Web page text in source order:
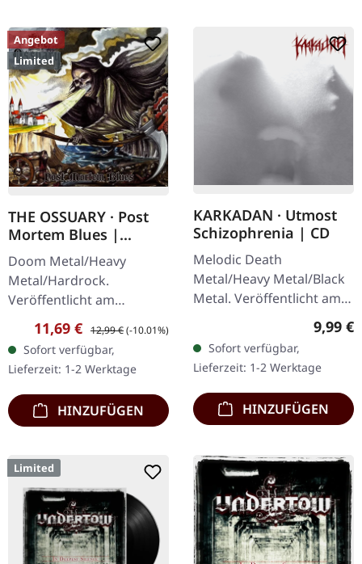
Angebot
Limited
THE OSSUARY · Post
Mortem Blues |
DIGIPAK CD
Doom Metal/Heavy
Metal/Hardrock.
Veröffentlicht am
17.02.2017, auf Supreme
Chaos Records. Limitierte
Erstauflage als Digipak.
Debüt-Album der…
Verkaufspreis:
11,69 € Regulärer Preis:
12,99 €(-10.01%)
Sofort verfügbar,
Lieferzeit: 1-2 Werktage
HINZUFÜGEN
KARKADAN · Utmost
Schizophrenia | CD
Melodic Death
Metal/Heavy Metal/Black
Metal. Veröffentlicht am
08.03.2004, auf Supreme
Chaos Records. CD im
Jewelcase mit 16-seitigem
Booklet.…
9,99 €
Sofort verfügbar,
Lieferzeit: 1-2 Werktage
HINZUFÜGEN
Limited